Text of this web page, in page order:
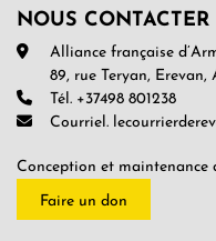
NOUS CONTACTER
Alliance française
89, rue Teryan, Erevan,
Tél. +37498 801238
Courriel.
Conception et maintenance
Faire un don